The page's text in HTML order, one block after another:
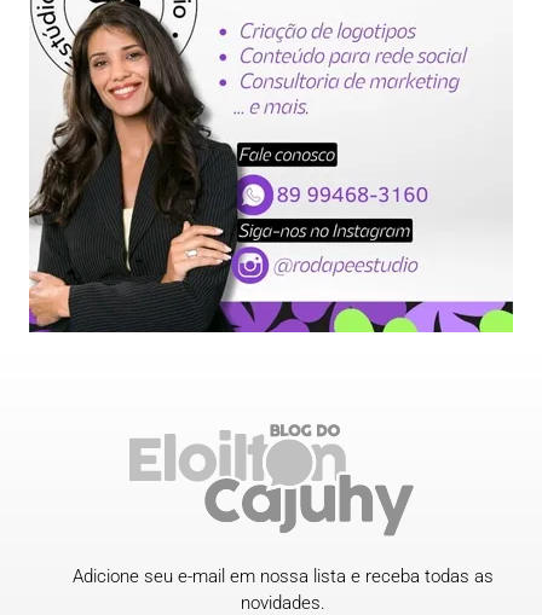
Adicione seu e-mail em nossa lista e receba todas as
novidades.